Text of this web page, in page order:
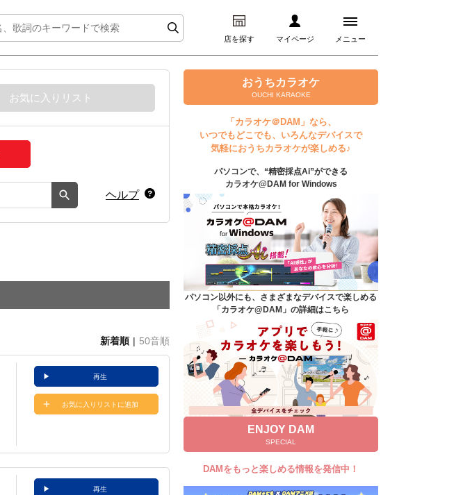
店を探す マイページ メニュー
ログイン
マイページ
プレミアムサービス
DAM★とも動画
DAM★とも録音
カラオケ＠DAM
ユーザー検索
キャンペーン
よくあるご質問
DAMの新曲・ランキングなど
カラオケ最新情報をチェック！
お気に入りリスト
ヘルプ
新着順 50音順
再生
お気に入りリストに追加
再生
おうちカラオケ
OUCHI KARAOKE
「カラオケ＠DAM」なら、
いつでもどこでも、いろんなデバイスで
気軽におうちカラオケが楽しめる♪
パソコンで、“精密採点Ai”ができる
カラオケ@DAM for Windows
パソコン以外にも、さまざまなデバイスで楽しめる
「カラオケ@DAM」の詳細はこちら
ENJOY DAM
SPECIAL
DAMをもっと楽しめる情報を発信中！